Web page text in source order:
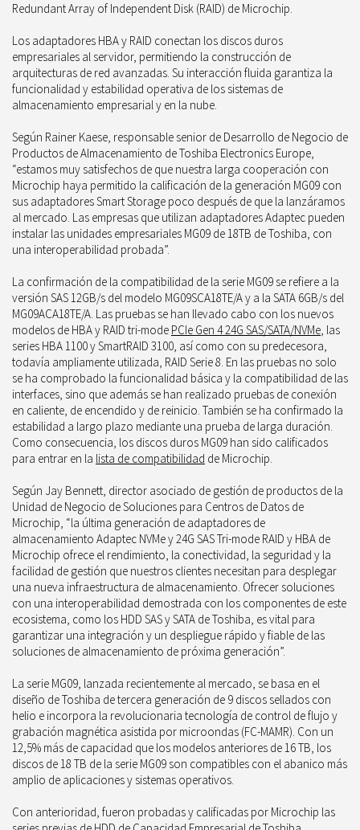
Redundant Array of Independent Disk (RAID) de Microchip.
Los adaptadores HBA y RAID conectan los discos duros
empresariales al servidor, permitiendo la construcción de
arquitecturas de red avanzadas. Su interacción fluida garantiza la
funcionalidad y estabilidad operativa de los sistemas de
almacenamiento empresarial y en la nube.
Según Rainer Kaese, responsable senior de Desarrollo de Negocio de
Productos de Almacenamiento de Toshiba Electronics Europe,
“estamos muy satisfechos de que nuestra larga cooperación con
Microchip haya permitido la calificación de la generación MG09 con
sus adaptadores Smart Storage poco después de que la lanzáramos
al mercado. Las empresas que utilizan adaptadores Adaptec pueden
instalar las unidades empresariales MG09 de 18TB de Toshiba, con
una interoperabilidad probada”.
La confirmación de la compatibilidad de la serie MG09 se refiere a la
versión SAS 12GB/s del modelo MG09SCA18TE/A y a la SATA 6GB/s del
MG09ACA18TE/A. Las pruebas se han llevado cabo con los nuevos
modelos de HBA y RAID tri-mode PCIe Gen 4 24G SAS/SATA/NVMe, las
series HBA 1100 y SmartRAID 3100, así como con su predecesora,
todavía ampliamente utilizada, RAID Serie 8. En las pruebas no solo
se ha comprobado la funcionalidad básica y la compatibilidad de las
interfaces, sino que además se han realizado pruebas de conexión
en caliente, de encendido y de reinicio. También se ha confirmado la
estabilidad a largo plazo mediante una prueba de larga duración.
Como consecuencia, los discos duros MG09 han sido calificados
para entrar en la lista de compatibilidad de Microchip.
Según Jay Bennett, director asociado de gestión de productos de la
Unidad de Negocio de Soluciones para Centros de Datos de
Microchip, “la última generación de adaptadores de
almacenamiento Adaptec NVMe y 24G SAS Tri-mode RAID y HBA de
Microchip ofrece el rendimiento, la conectividad, la seguridad y la
facilidad de gestión que nuestros clientes necesitan para desplegar
una nueva infraestructura de almacenamiento. Ofrecer soluciones
con una interoperabilidad demostrada con los componentes de este
ecosistema, como los HDD SAS y SATA de Toshiba, es vital para
garantizar una integración y un despliegue rápido y fiable de las
soluciones de almacenamiento de próxima generación”.
La serie MG09, lanzada recientemente al mercado, se basa en el
diseño de Toshiba de tercera generación de 9 discos sellados con
helio e incorpora la revolucionaria tecnología de control de flujo y
grabación magnética asistida por microondas (FC-MAMR). Con un
12,5% más de capacidad que los modelos anteriores de 16 TB, los
discos de 18 TB de la serie MG09 son compatibles con el abanico más
amplio de aplicaciones y sistemas operativos.
Con anterioridad, fueron probadas y calificadas por Microchip las